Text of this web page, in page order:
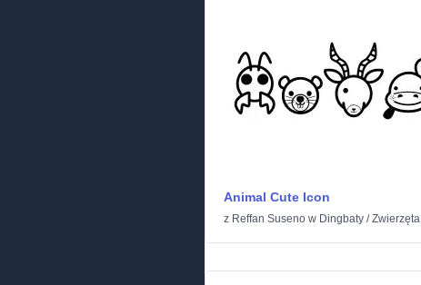
Animal Cute Icon
z Reffan Suseno w Dingbaty /Zwierzęta